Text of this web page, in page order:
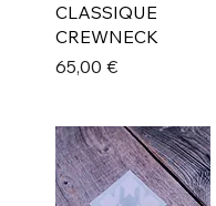
CLASSIQUE
CREWNECK
Prix
65,00 €